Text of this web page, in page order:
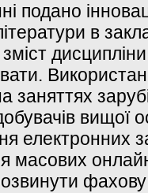
подано
в
заняттях
вищої
електронних
масових